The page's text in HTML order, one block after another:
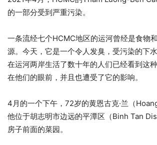
的一部分受到严重污染。
一条流经七个HCMC地区的运河曾经是食物
源。今天，它是一个令人发臭，受污染的下水
在运河两岸生活了数十年的人们已经看到这
在他们的眼前，并且也遭受了它的影响。
4月的一个下午，72岁的黄恩古克·兰（
他位于胡志明市边远的平潭区（Binh Tan
房子前面的菜园。